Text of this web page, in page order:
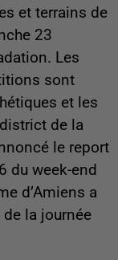
et terrains de
23
Les
sont
et les
de la
le report
du week-end
d’Amiens a
la journée